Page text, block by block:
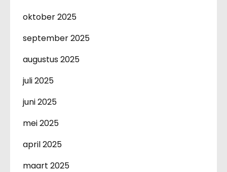
oktober 2025
september 2025
augustus 2025
juli 2025
juni 2025
mei 2025
april 2025
maart 2025